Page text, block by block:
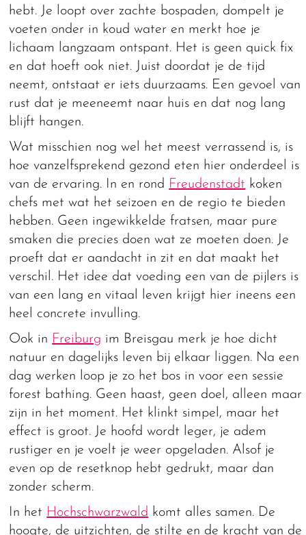
hebt. Je loopt over zachte bospaden, dompelt je
voeten onder in koud water en merkt hoe je
lichaam langzaam ontspant. Het is geen quick fix
en dat hoeft ook niet. Juist doordat je de tijd
neemt, ontstaat er iets duurzaams. Een gevoel van
rust dat je meeneemt naar huis en dat nog lang
blijft hangen.
Wat misschien nog wel het meest verrassend is, is
hoe vanzelfsprekend gezond eten hier onderdeel is
van de ervaring. In en rond Freudenstadt koken
chefs met wat het seizoen en de regio te bieden
hebben. Geen ingewikkelde fratsen, maar pure
smaken die precies doen wat ze moeten doen. Je
proeft dat er aandacht in zit en dat maakt het
verschil. Het idee dat voeding een van de pijlers is
van een lang en vitaal leven krijgt hier ineens een
heel concrete invulling.
Ook in Freiburg im Breisgau merk je hoe dicht
natuur en dagelijks leven bij elkaar liggen. Na een
dag werken loop je zo het bos in voor een sessie
forest bathing. Geen haast, geen doel, alleen maar
zijn in het moment. Het klinkt simpel, maar het
effect is groot. Je hoofd wordt leger, je adem
rustiger en je voelt je weer opgeladen. Alsof je
even op de resetknop hebt gedrukt, maar dan
zonder scherm.
In het Hochschwarzwald komt alles samen. De
hoogte, de uitzichten, de stilte en de kracht van de